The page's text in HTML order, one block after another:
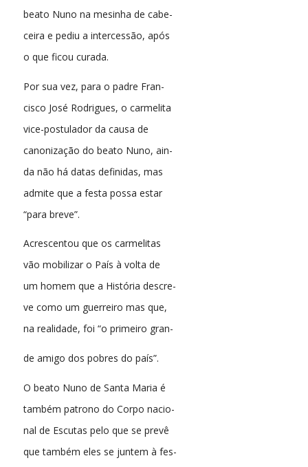
beato Nuno na mesinha de cabe-
ceira e pediu a intercessão, após
o que ficou curada.
Por sua vez, para o padre Fran-
cisco José Rodrigues, o carmelita
vice-postulador da causa de
canonização do beato Nuno, ain-
da não há datas definidas, mas
admite que a festa possa estar
“para breve”.
Acrescentou que os carmelitas
vão mobilizar o País à volta de
um homem que a História descre-
ve como um guerreiro mas que,
na realidade, foi “o primeiro gran-
de amigo dos pobres do país”.
O beato Nuno de Santa Maria é
também patrono do Corpo nacio-
nal de Escutas pelo que se prevê
que também eles se juntem à fes-